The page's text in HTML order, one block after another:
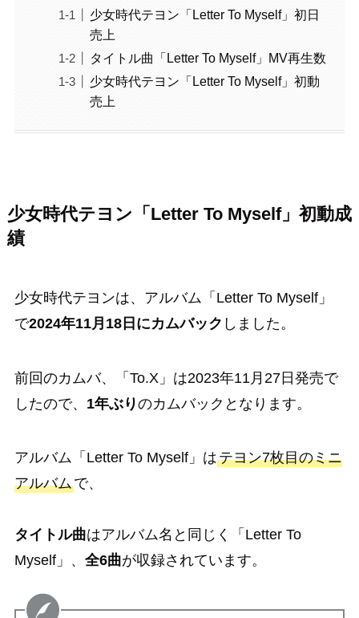
少女時代テヨン「Letter To Myself」初日
売上
タイトル曲「Letter To Myself」MV再生数
少女時代テヨン「Letter To Myself」初動
売上
少女時代テヨン「Letter To Myself」初動成
績
少女時代テヨンは、アルバム「Letter To Myself」
で2024年11月18日にカムバック しました。
前回のカムバ、「To.X」は2023年11月27日発売で
したので、 1年ぶりのカムバックとなります。
アルバム「Letter To Myself」はテヨン7枚目のミニ
アルバムで、
タイトル曲はアルバム名と同じく「Letter To
Myself」、 全6曲が収録されています。